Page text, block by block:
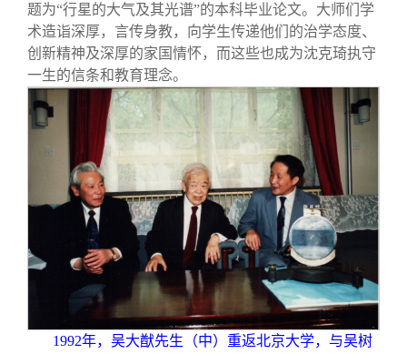
题为“行星的大气及其光谱”的本科毕业论文。大师们学
术造诣深厚，言传身教，向学生传递他们的治学态度、
创新精神及深厚的家国情怀，而这些也成为沈克琦执守
一生的信条和教育理念。
1992年，吴大猷先生（中）重返北京大学，与吴树